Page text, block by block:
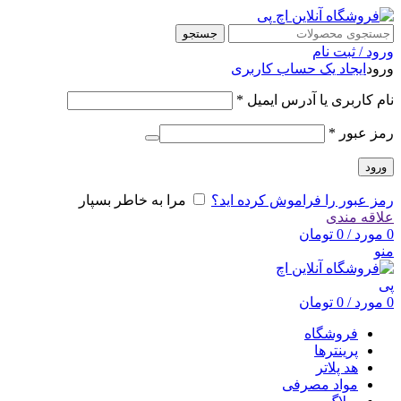
جستجو
ورود / ثبت نام
ورود ایجاد یک حساب کاربری
نام کاربری یا آدرس ایمیل *
رمز عبور *
ورود
رمز عبور را فراموش کرده اید؟
مرا به خاطر بسپار
علاقه مندی
0 مورد /
0 تومان
منو
0 مورد /
0 تومان
فروشگاه
پرینترها
هد پلاتر
مواد مصرفی